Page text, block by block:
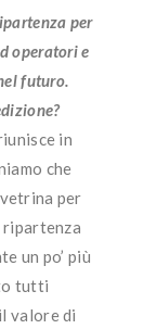
per
operatori e
futuro.
in
che
vetrina per
ripartenza
un po’ più
tutti
valore di